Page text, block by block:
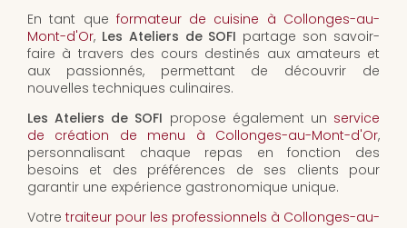
En tant que formateur de cuisine à Collonges-au-
Mont-d'Or, Les Ateliers de SOFI partage son savoir-
faire à travers des cours destinés aux amateurs et
aux passionnés, permettant de découvrir de
nouvelles techniques culinaires.
Les Ateliers de SOFI propose également un service
de création de menu à Collonges-au-Mont-d'Or,
personnalisant chaque repas en fonction des
besoins et des préférences de ses clients pour
garantir une expérience gastronomique unique.
Votre traiteur pour les professionnels à Collonges-au-